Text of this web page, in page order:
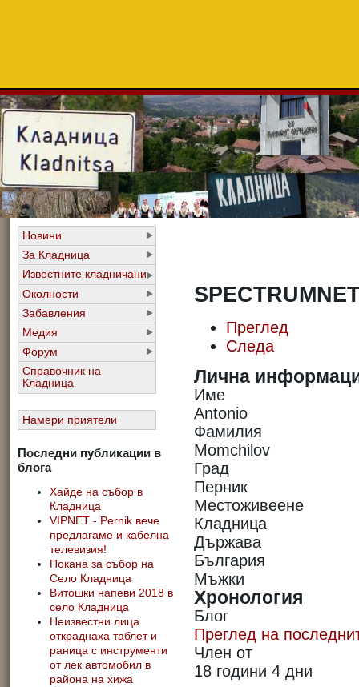
Новини
За Кладница
Известните кладничани
Околности
Забавления
Медия
Форум
Справочник на
Кладница
Намери приятели
Последни публикации в
блога
Хайде на събор в
Кладница
VIPNET - Pernik вече
предлагаме и кабелна
телевизия!
Покана за събор на
Село Кладница
Витошки напеви 2018 в
село Кладница
Неизвестни лица
откраднаха таблет и
раница с инструменти
от лек автомобил в
района на хижа
Преглед
Следа
Лична
Име
Antonio
Фамилия
Momchilov
Град
Перник
Местоживеене
Кладница
Държава
България
Мъжки
Хронология
Блог
Преглед на
Член от
18 години 4 дни